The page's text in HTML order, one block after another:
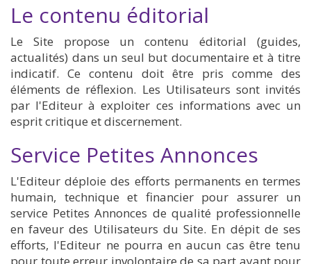
Le contenu éditorial
Le Site propose un contenu éditorial (guides,
actualités) dans un seul but documentaire et à titre
indicatif. Ce contenu doit être pris comme des
éléments de réflexion. Les Utilisateurs sont invités
par l'Editeur à exploiter ces informations avec un
esprit critique et discernement.
Service Petites Annonces
L'Editeur déploie des efforts permanents en termes
humain, technique et financier pour assurer un
service Petites Annonces de qualité professionnelle
en faveur des Utilisateurs du Site. En dépit de ses
efforts, l'Editeur ne pourra en aucun cas être tenu